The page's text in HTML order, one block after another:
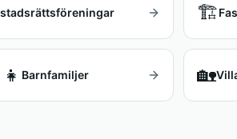
🏗️
Barnfamiljer 🏡